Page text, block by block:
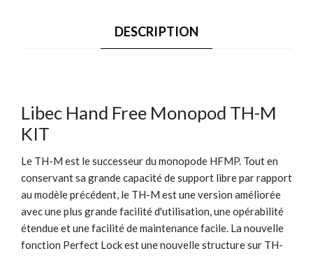
DESCRIPTION
Libec Hand Free Monopod TH-M
KIT
Le TH-M est le successeur du monopode HFMP. Tout en
conservant sa grande capacité de support libre par rapport
au modèle précédent, le TH-M est une version améliorée
avec une plus grande facilité d'utilisation, une opérabilité
étendue et une facilité de maintenance facile. La nouvelle
fonction Perfect Lock est une nouvelle structure sur TH-